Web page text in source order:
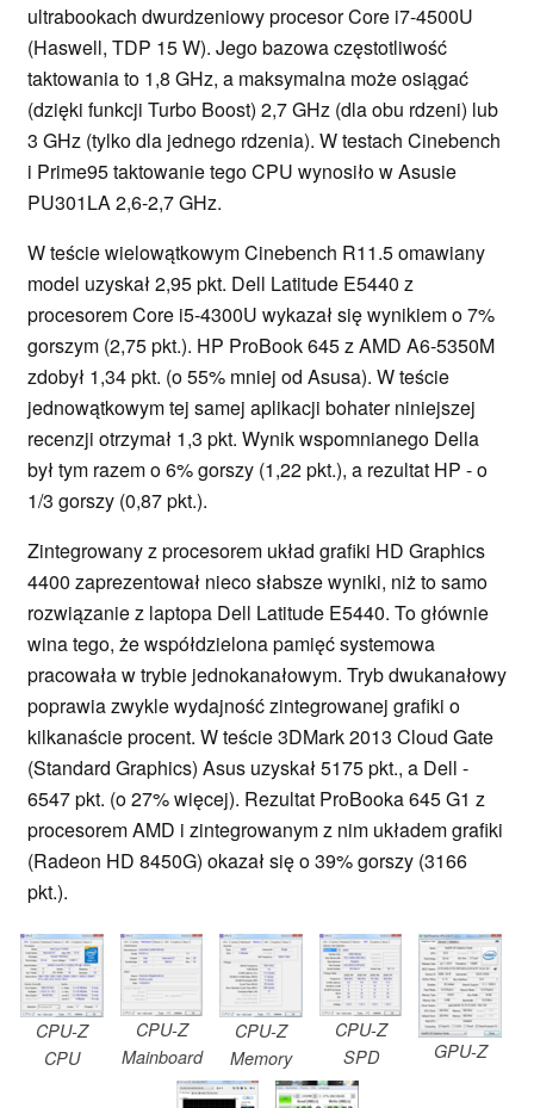
ultrabookach dwurdzeniowy procesor Core i7-4500U
(Haswell, TDP 15 W). Jego bazowa częstotliwość
taktowania to 1,8 GHz, a maksymalna może osiągać
(dzięki funkcji Turbo Boost) 2,7 GHz (dla obu rdzeni) lub
3 GHz (tylko dla jednego rdzenia). W testach Cinebench
i Prime95 taktowanie tego CPU wynosiło w Asusie
PU301LA 2,6-2,7 GHz.
W teście wielowątkowym Cinebench R11.5 omawiany
model uzyskał 2,95 pkt. Dell Latitude E5440 z
procesorem Core i5-4300U wykazał się wynikiem o 7%
gorszym (2,75 pkt.). HP ProBook 645 z AMD A6-5350M
zdobył 1,34 pkt. (o 55% mniej od Asusa). W teście
jednowątkowym tej samej aplikacji bohater niniejszej
recenzji otrzymał 1,3 pkt. Wynik wspomnianego Della
był tym razem o 6% gorszy (1,22 pkt.), a rezultat HP - o
1/3 gorszy (0,87 pkt.).
Zintegrowany z procesorem układ grafiki HD Graphics
4400 zaprezentował nieco słabsze wyniki, niż to samo
rozwiązanie z laptopa Dell Latitude E5440. To głównie
wina tego, że współdzielona pamięć systemowa
pracowała w trybie jednokanałowym. Tryb dwukanałowy
poprawia zwykle wydajność zintegrowanej grafiki o
kilkanaście procent. W teście 3DMark 2013 Cloud Gate
(Standard Graphics) Asus uzyskał 5175 pkt., a Dell -
6547 pkt. (o 27% więcej). Rezultat ProBooka 645 G1 z
procesorem AMD i zintegrowanym z nim układem grafiki
(Radeon HD 8450G) okazał się o 39% gorszy (3166
pkt.).
CPU-Z
CPU
CPU-Z
Mainboard
CPU-Z
Memory
CPU-Z
SPD
GPU-Z